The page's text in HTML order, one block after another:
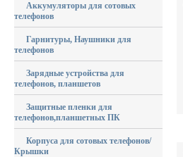
Аккумуляторы для сотовых
телефонов
Гарнитуры, Наушники для
телефонов
Зарядные устройства для
телефонов, планшетов
Защитные пленки для
телефонов,планшетных ПК
Корпуса для сотовых телефонов/
Крышки